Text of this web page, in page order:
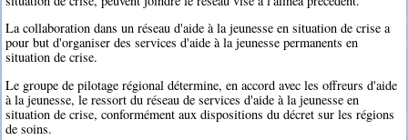
La collaboration dans un réseau d'aide à la jeunesse en situation de crise a
pour but d'organiser des services d'aide à la jeunesse permanents en
situation de crise.
Le groupe de pilotage régional détermine, en accord avec les offreurs d'aide
à la jeunesse, le ressort du réseau de services d'aide à la jeunesse en
situation de crise, conformément aux dispositions du décret sur les régions
de soins.